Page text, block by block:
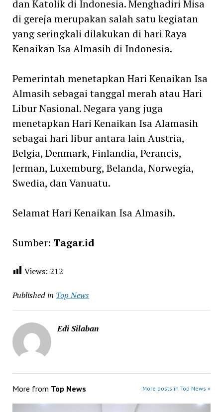
dan Katolik di Indonesia. Menghadiri Misa
di gereja merupakan salah satu kegiatan
yang seringkali dilakukan di hari Raya
Kenaikan Isa Almasih di Indonesia.
Pemerintah menetapkan Hari Kenaikan Isa
Almasih sebagai tanggal merah atau Hari
Libur Nasional. Negara yang juga
menetapkan Hari Kenaikan Isa Alamasih
sebagai hari libur antara lain Austria,
Belgia, Denmark, Finlandia, Perancis,
Jerman, Luxemburg, Belanda, Norwegia,
Swedia, dan Vanuatu.
Selamat Hari Kenaikan Isa Almasih.
Sumber: Tagar.id
Views: 212
Published in Top News
Edi Silaban
More from Top News More posts in Top News »